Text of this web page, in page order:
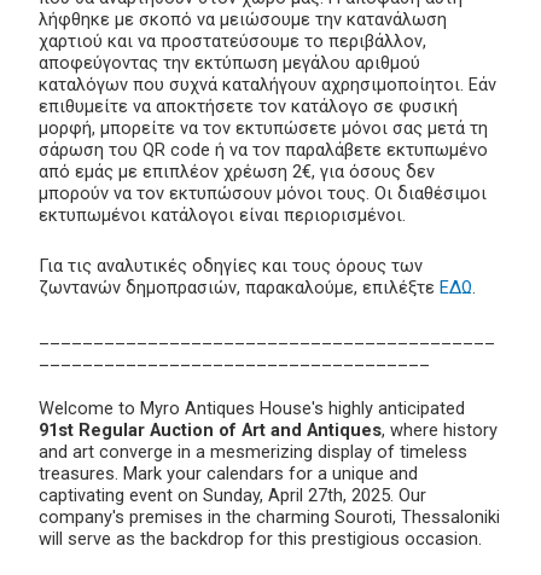
λήφθηκε με σκοπό να μειώσουμε την κατανάλωση
χαρτιού και να προστατεύσουμε το περιβάλλον,
αποφεύγοντας την εκτύπωση μεγάλου αριθμού
καταλόγων που συχνά καταλήγουν αχρησιμοποίητοι. Εάν
επιθυμείτε να αποκτήσετε τον κατάλογο σε φυσική
μορφή, μπορείτε να τον εκτυπώσετε μόνοι σας μετά τη
σάρωση του QR code ή να τον παραλάβετε εκτυπωμένο
από εμάς με επιπλέον χρέωση 2€, για όσους δεν
μπορούν να τον εκτυπώσουν μόνοι τους. Οι διαθέσιμοι
εκτυπωμένοι κατάλογοι είναι περιορισμένοι.
Για τις αναλυτικές οδηγίες και τους όρους των
ζωντανών δημοπρασιών, παρακαλούμε, επιλέξτε ΕΔΩ.
Welcome to Myro Antiques House's highly anticipated
91st Regular Auction of Art and Antiques, where history
and art converge in a mesmerizing display of timeless
treasures. Mark your calendars for a unique and
captivating event on Sunday, April 27th, 2025. Our
company's premises in the charming Souroti, Thessaloniki
will serve as the backdrop for this prestigious occasion.